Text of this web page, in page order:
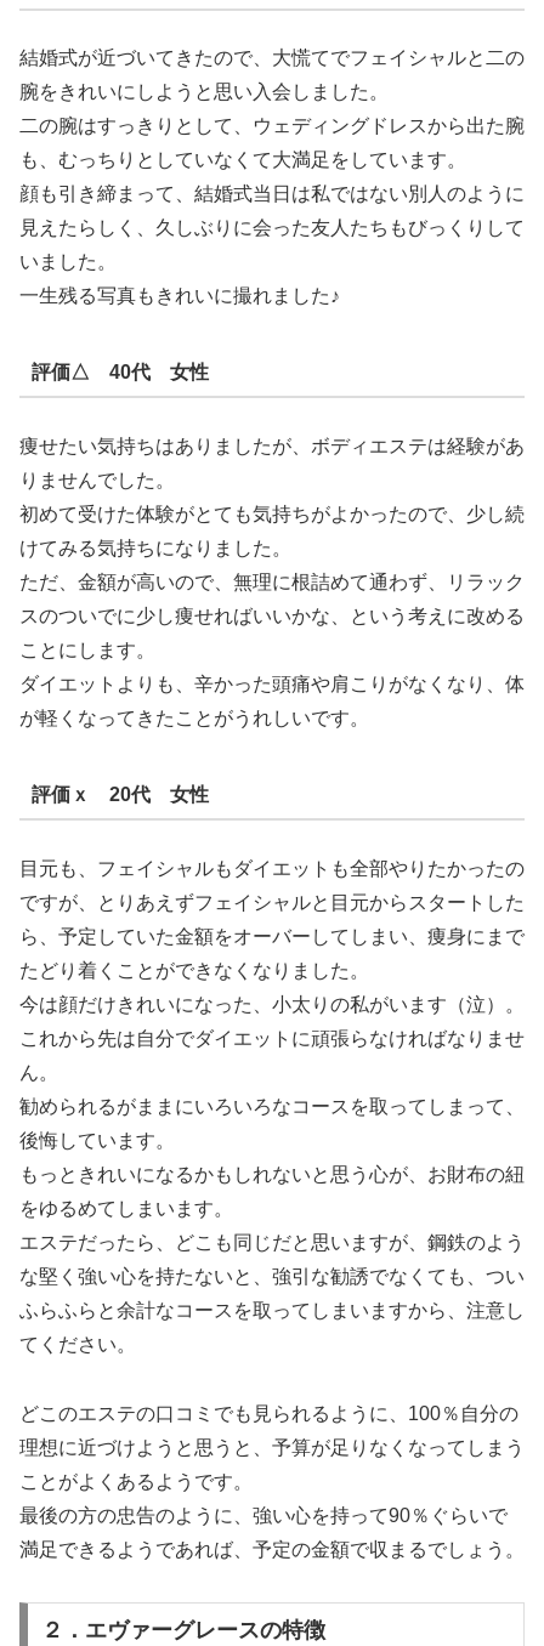
結婚式が近づいてきたので、大慌てでフェイシャルと二の
腕をきれいにしようと思い入会しました。
二の腕はすっきりとして、ウェディングドレスから出た腕
も、むっちりとしていなくて大満足をしています。
顔も引き締まって、結婚式当日は私ではない別人のように
見えたらしく、久しぶりに会った友人たちもびっくりして
いました。
一生残る写真もきれいに撮れました♪
評価△ 40代 女性
痩せたい気持ちはありましたが、ボディエステは経験があ
りませんでした。
初めて受けた体験がとても気持ちがよかったので、少し続
けてみる気持ちになりました。
ただ、金額が高いので、無理に根詰めて通わず、リラック
スのついでに少し痩せればいいかな、という考えに改める
ことにします。
ダイエットよりも、辛かった頭痛や肩こりがなくなり、体
が軽くなってきたことがうれしいです。
評価ｘ 20代 女性
目元も、フェイシャルもダイエットも全部やりたかったの
ですが、とりあえずフェイシャルと目元からスタートした
ら、予定していた金額をオーバーしてしまい、痩身にまで
たどり着くことができなくなりました。
今は顔だけきれいになった、小太りの私がいます（泣）。
これから先は自分でダイエットに頑張らなければなりませ
ん。
勧められるがままにいろいろなコースを取ってしまって、
後悔しています。
もっときれいになるかもしれないと思う心が、お財布の紐
をゆるめてしまいます。
エステだったら、どこも同じだと思いますが、鋼鉄のよう
な堅く強い心を持たないと、強引な勧誘でなくても、つい
ふらふらと余計なコースを取ってしまいますから、注意し
てください。
どこのエステの口コミでも見られるように、100％自分の
理想に近づけようと思うと、予算が足りなくなってしまう
ことがよくあるようです。
最後の方の忠告のように、強い心を持って90％ぐらいで
満足できるようであれば、予定の金額で収まるでしょう。
２．エヴァーグレースの特徴